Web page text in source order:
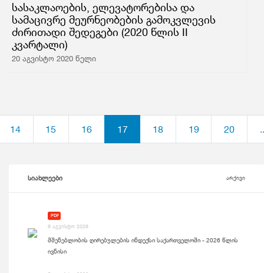
სასაკლაოების, ელევატორებისა და
სამაცივრე მეურნეობების გამოკვლევის
ძირითადი შედეგები (2020 წლის II
კვარტალი)
20 აგვისტო 2020 წელი
14 15 16 17 18 19 20
სიახლეები არქივი
PDF
6 აგვისტო 2026
მშენებლობის ღირებულების ინდექსი საქართველოში - 2026 წლის
ივნისი